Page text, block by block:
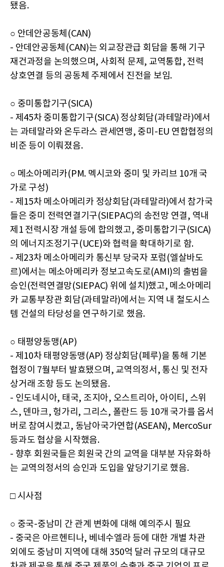
됐음.
○ 안데안공동체(CAN)
- 안데안공동체(CAN)는 외교장관급 회담을 통해 기구
재건과정을 논의했으며, 사회적 문제, 교역통합, 전력
상호연결 등의 공동체 주제에서 진전을 보임.
○ 중미통합기구(SICA)
- 제45차 중미통합기구(SICA) 정상회담(과테말라)에서
는 과테말라와 온두라스 관세연맹, 중미-EU 연합협정의
비준 등이 이뤄졌음.
○ 메소아메리카(PM. 멕시코와 중미 및 카리브 10개 국
가로 구성)
- 제15차 메소아메리카 정상회담(과테말라)에서 참가국
들은 중미 전력연결기구(SIEPAC)의 송전망 연결, 역내
제1 전력시장 개설 등에 합의했고, 중미통합기구(SICA)
의 에너지조정기구(UCE)와 협력을 확대하기로 함.
- 제23차 메소아메리카 통신부 당국자 포럼(엘살바도
르)에서는 메소아메리카 정보고속도로(AMI)의 출범을
승인(전력연결망(SIEPAC) 위에 설치)했고, 메소아메리
카 교통부장관 회담(과테말라)에서는 지역 내 철도시스
템 건설의 타당성을 연구하기로 했음.
○ 태평양동맹(AP)
- 제10차 태평양동맹(AP) 정상회담(페루)을 통해 기본
협정이 7월부터 발효됐으며, 교역의정서, 통신 및 전자
상거래 조항 등도 논의됐음.
- 인도네시아, 태국, 조지아, 오스트리아, 아이티, 스위
스, 덴마크, 헝가리, 그리스, 폴란드 등 10개 국가를 옵서
버로 참여시켰고, 동남아국가연합(ASEAN), MercoSur
등과도 협상을 시작했음.
- 향후 회원국들은 회원국 간의 교역을 대부분 자유화하
는 교역의정서의 승인과 도입을 앞당기기로 했음.
□ 시사점
○ 중국-중남미 간 관계 변화에 대해 예의주시 필요
- 중국은 아르헨티나, 베네수엘라 등에 대한 개별 차관
외에도 중남미 지역에 대해 350억 달러 규모의 대규모